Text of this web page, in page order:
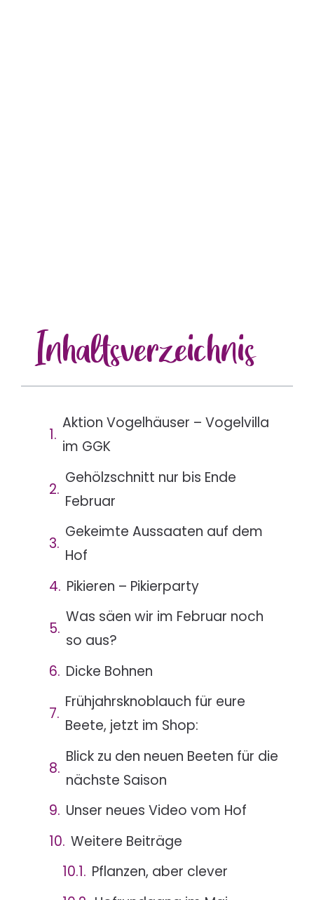
Inhaltsverzeichnis
Aktion Vogelhäuser – Vogelvilla
im GGK
Gehölzschnitt nur bis Ende
Februar
Gekeimte Aussaaten auf dem
Hof
Pikieren – Pikierparty
Was säen wir im Februar noch
so aus?
Dicke Bohnen
Frühjahrsknoblauch für eure
Beete, jetzt im Shop:
Blick zu den neuen Beeten für die
nächste Saison
Unser neues Video vom Hof
Weitere Beiträge
Pflanzen, aber clever